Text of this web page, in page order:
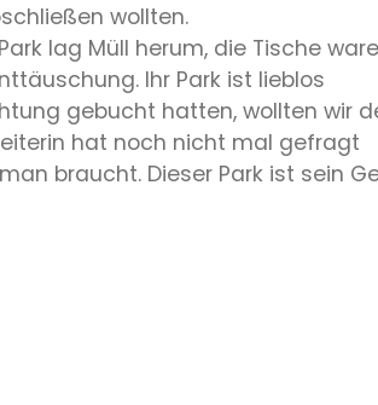
wollten.
lag Müll herum, die Tische
Ihr Park ist lieblos
gebucht hatten, wollten wir
hat noch nicht mal gefragt
braucht. Dieser Park ist sein